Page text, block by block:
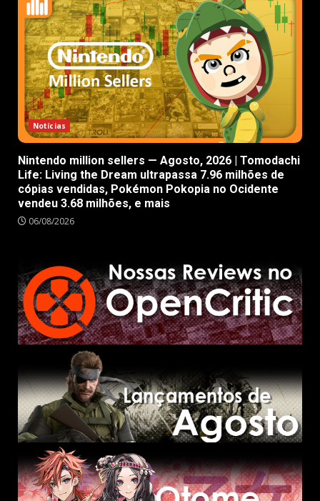
Notícias
Nintendo million sellers — Agosto, 2026 | Tomodachi
Life: Living the Dream ultrapassa 7.96 milhões de
cópias vendidas, Pokémon Pokopia no Ocidente
vendeu 3.68 milhões, e mais
06/08/2026